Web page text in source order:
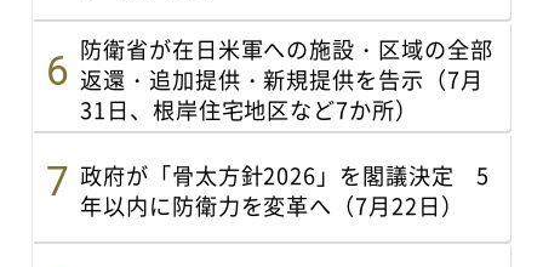
防衛省が在日米軍への施設・区域の全部
返還・追加提供・新規提供を告示（7月
31日、根岸住宅地区など7か所）
政府が「骨太方針2026」を閣議決定 5
年以内に防衛力を変革へ（7月22日）